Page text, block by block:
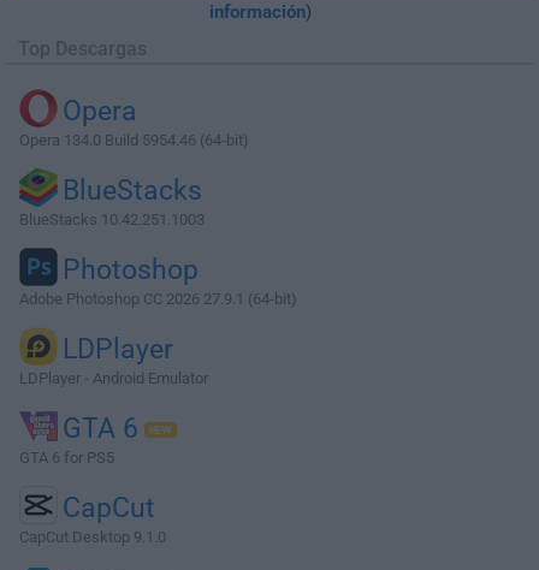
información)
Top Descargas
Opera
Opera 134.0 Build 5954.46 (64-bit)
BlueStacks
BlueStacks 10.42.251.1003
Photoshop
Adobe Photoshop CC 2026 27.9.1 (64-bit)
LDPlayer
LDPlayer - Android Emulator
GTA 6
GTA 6 for PS5
CapCut
CapCut Desktop 9.1.0